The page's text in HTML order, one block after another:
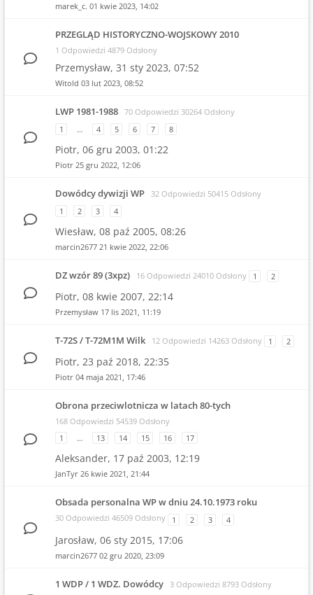
marek_c. 01 kwie 2023, 14:02
PRZEGLĄD HISTORYCZNO-WOJSKOWY 2010
1 Odpowiedzi 4879 Odsłony
Przemysław, 31 sty 2023, 07:52
Witold 03 lut 2023, 08:52
LWP 1981-1988 70 Odpowiedzi 30264 Odsłony
1
… 4 5 6 7 8
Piotr, 06 gru 2003, 01:22
Piotr 25 gru 2022, 12:06
Dowódcy dywizji WP 32 Odpowiedzi 50415 Odsłony
1
2 3 4
Wiesław, 08 paź 2005, 08:26
marcin2677 21 kwie 2022, 22:06
DZ wzór 89 (3xpz) 16 Odpowiedzi 24010 Odsłony 1 2
Piotr, 08 kwie 2007, 22:14
Przemysław 17 lis 2021, 11:19
T-72S / T-72M1M Wilk 12 Odpowiedzi 14263 Odsłony 1 2
Piotr, 23 paź 2018, 22:35
Piotr 04 maja 2021, 17:46
Obrona przeciwlotnicza w latach 80-tych
168 Odpowiedzi 54539 Odsłony
1
… 13 14 15 16 17
Aleksander, 17 paź 2003, 12:19
JanTyr 26 kwie 2021, 21:44
Obsada personalna WP w dniu 24.10.1973 roku
30 Odpowiedzi 46509 Odsłony 1 2 3 4
Jarosław, 06 sty 2015, 17:06
marcin2677 02 gru 2020, 23:09
1 WDP / 1 WDZ. Dowódcy 3 Odpowiedzi 8793 Odsłony